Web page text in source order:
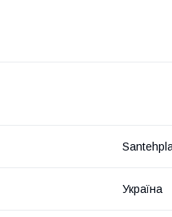
Україна